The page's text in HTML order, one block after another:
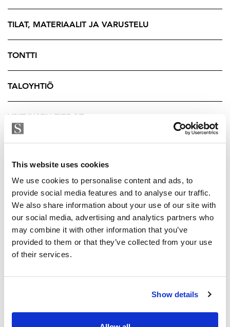
This website uses cookies
We use cookies to personalise content and ads, to
provide social media features and to analyse our traffic.
We also share information about your use of our site with
our social media, advertising and analytics partners who
may combine it with other information that you’ve
provided to them or that they’ve collected from your use
of their services.
Show details
rentoutumiseen isommallakin porukalla. Saunasta
löytyvät myös veneranta ja laiturit, mikä tekee
kohteesta erinomaisen vaihtoehdon vesillä liikkuvalle
ja merellistä ympäristöä arvostavalle.
ja hyviä ulkoilureittejä etsivälle. Vapautuminen
sovitusti 1-2 kk.
Risto Ursin, Kiinteistönvälittäjä LKV, YKV, RAKI™,
kaupanvahvistaja, SKVL Laatuauktorisoitu
kiinteistönvälittäjä.
050 328 6950 - risto@strand.fi
TILAT, MATERIAALIT JA VARUSTELU
TONTTI
TALOYHTIÖ
YRITYKSEN TIEDOT